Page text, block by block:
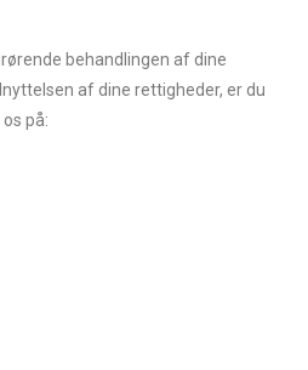
behandlingen af dine
af dine rettigheder, er du
på: